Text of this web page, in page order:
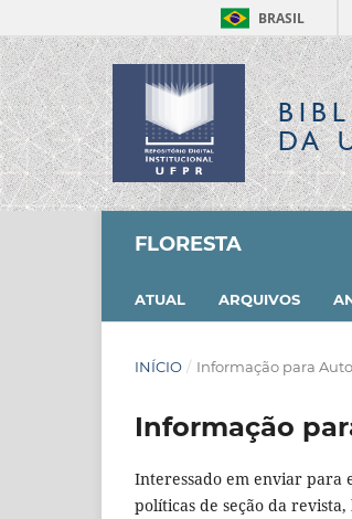
BRASIL
DA
FLORESTA
ATUAL ARQUIVOS
INÍCIO / Informação para
Informação
Interessado em enviar para
políticas de seção da revista,